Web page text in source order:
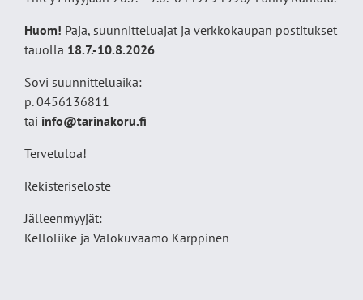
Huom! Paja, suunnitteluajat ja verkkokaupan postitukset
tauolla 18.7.-10.8.2026
Sovi suunnitteluaika:
p. 0456136811
tai info@tarinakoru.fi
Tervetuloa!
Rekisteriseloste
Jälleenmyyjät:
Kelloliike ja Valokuvaamo Karppinen